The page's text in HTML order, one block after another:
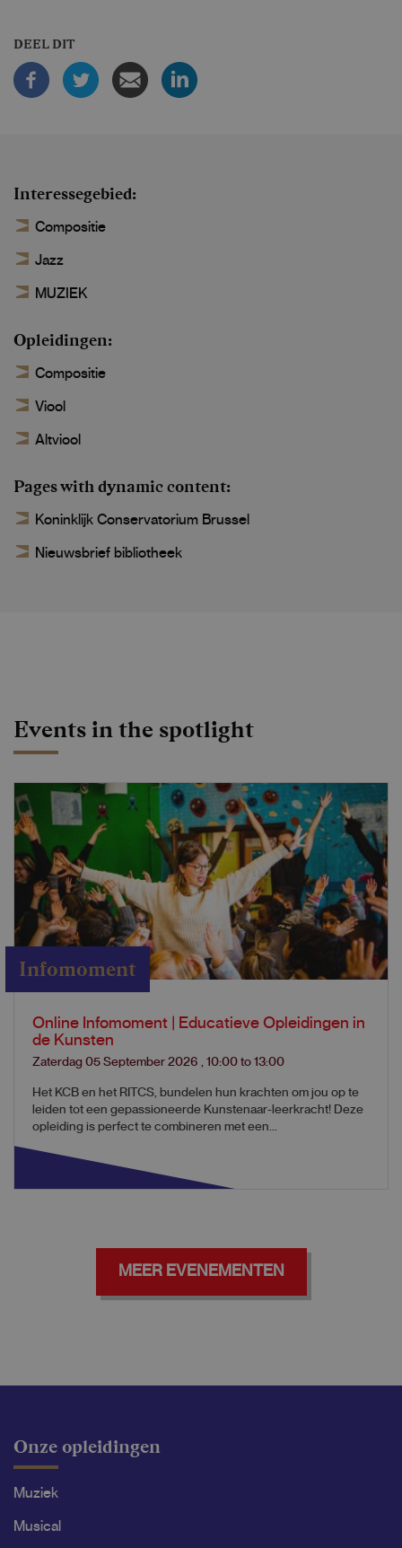
DEEL DIT
Interessegebied
Compositie
Jazz
MUZIEK
Opleidingen
Compositie
Viool
Altviool
Pages with dynamic content
Koninklijk Conservatorium Brussel
Nieuwsbrief bibliotheek
Events in the spotlight
Infomoment
Online Infomoment | Educatieve Opleidingen in
de Kunsten
Zaterdag 05 September 2026 , 10:00 to 13:00
Het KCB en het RITCS, bundelen hun krachten om jou op te
leiden tot een gepassioneerde Kunstenaar-leerkracht! Deze
opleiding is perfect te combineren met een...
MEER EVENEMENTEN
Onze opleidingen
Muziek
Musical